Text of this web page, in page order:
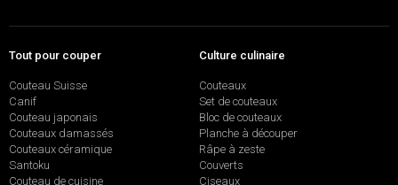
Tout pour couper
Couteau Suisse
Canif
Couteau japonais
Couteaux damassés
Couteaux céramique
Santoku
Couteau de cuisine
Culture culinaire
Couteaux
Set de couteaux
Bloc de couteaux
Planche à découper
Râpe à zeste
Couverts
Ciseaux